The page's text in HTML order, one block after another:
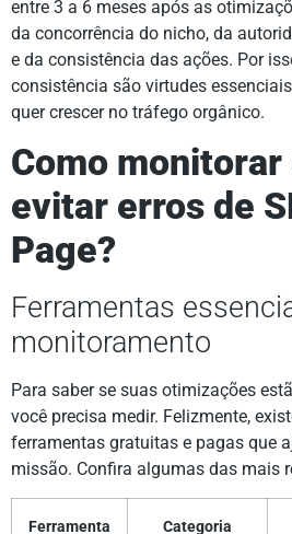
entre 3 a 6 meses após as
da concorrência do nicho, da
e da consistência das ações. Por
consistência são virtudes
quer crescer no tráfego orgânico.
Como monitorar
evitar erros de
Page?
Ferramentas
monitoramento
Para saber se suas otimizações
você precisa medir. Felizmente,
ferramentas gratuitas e pagas que
missão. Confira algumas das mais
Ferramenta Categoria